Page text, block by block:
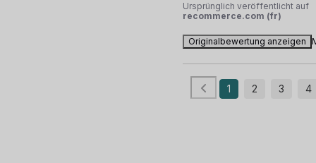
Ursprünglich veröffentlicht auf
recommerce.com (fr)
Originalbewertung anzeigen
1 2 3 4